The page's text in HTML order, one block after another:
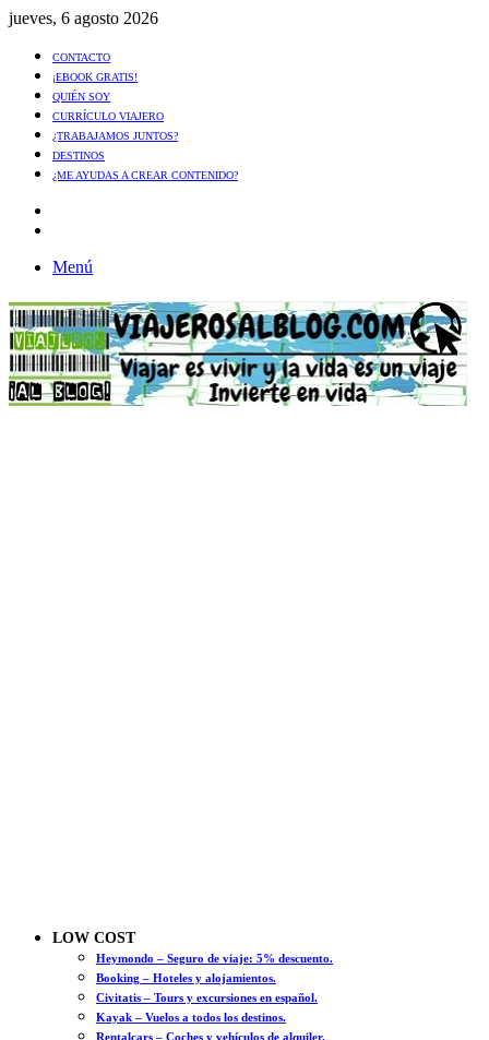
jueves, 6 agosto 2026
CONTACTO
¡EBOOK GRATIS!
QUIÉN SOY
CURRÍCULO VIAJERO
¿TRABAJAMOS JUNTOS?
DESTINOS
¿ME AYUDAS A CREAR CONTENIDO?
Menú
LOW COST
Heymondo – Seguro de viaje: 5% descuento.
Booking – Hoteles y alojamientos.
Civitatis – Tours y excursiones en español.
Kayak – Vuelos a todos los destinos.
Rentalcars – Coches y vehículos de alquiler.